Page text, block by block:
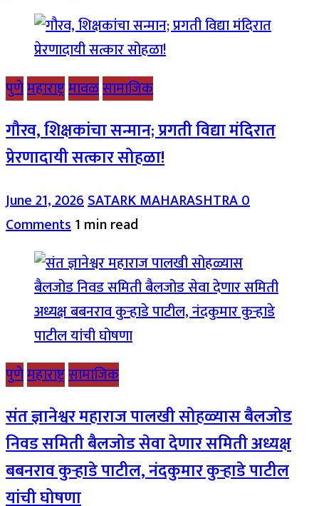
पुणेमहाराष्ट्रमावळसामाजिक
गौरव, शिक्षकांचा सन्मान; प्रगती विद्या मंदिरात
प्रेरणादायी सत्कार सोहळा!
June 21, 2026SATARK MAHARASHTRA0
Comments1 min read
पुणेमहाराष्ट्रसामाजिक
संत ज्ञानेश्वर महाराज पालखी सोहळ्यास बैलजोड
निवड समिती बैलजोड सेवा देणार समिती अध्यक्ष
बबनराव कुऱ्हाडे पाटील, नंदकुमार कुऱ्हाडे पाटील
यांची घोषणा